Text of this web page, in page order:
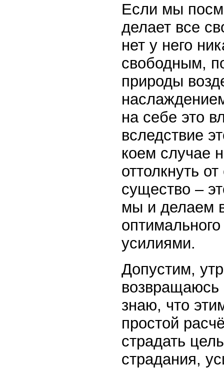
Если мы
делает все
нет у него
свободным,
природы
на себе это
вследствие
коем случае
оттолкнуть
существо –
мы и делаем
усилиями.
Допустим,
возвращаюсь
знаю, что
простой
страдать
страдания,